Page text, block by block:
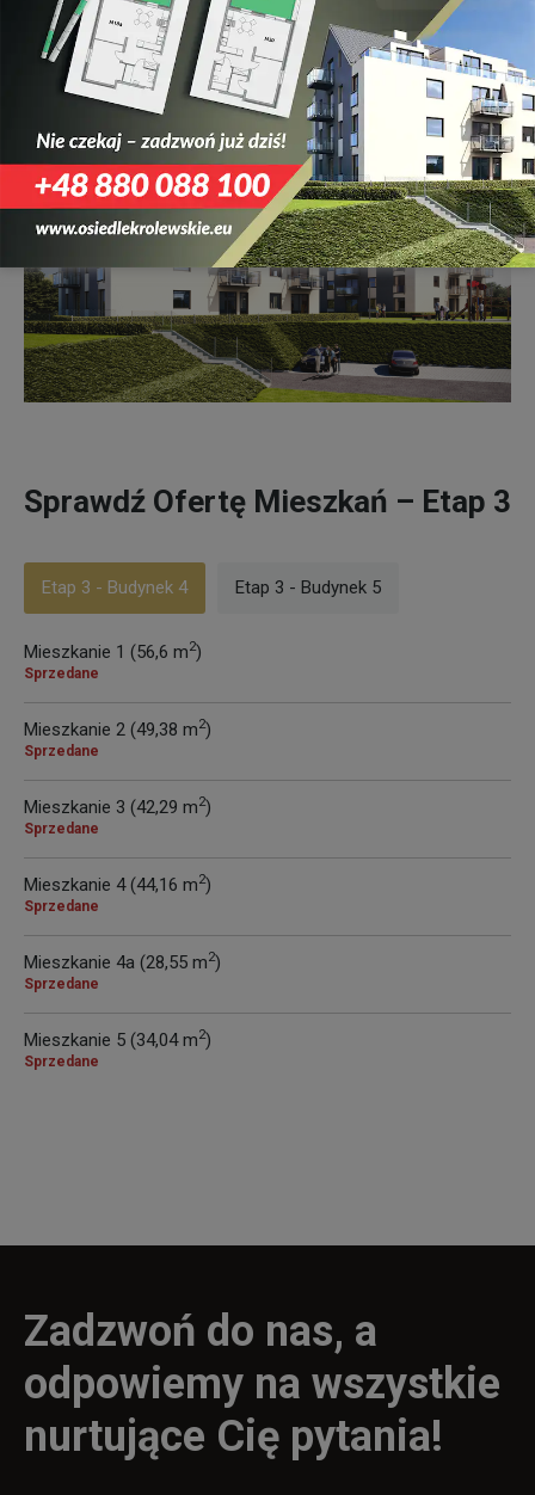
kondygnacji.
Sprawdź Ofertę Mieszkań – Etap 3
Etap 3 - Budynek 4 Etap 3 - Budynek 5
Mieszkanie 1 (56,6 m2)
Sprzedane
Mieszkanie 2 (49,38 m2)
Sprzedane
Mieszkanie 3 (42,29 m2)
Sprzedane
Mieszkanie 4 (44,16 m2)
Sprzedane
Mieszkanie 4a (28,55 m2)
Sprzedane
Mieszkanie 5 (34,04 m2)
Sprzedane
Zadzwoń do nas, a
odpowiemy na wszystkie
nurtujące Cię pytania!